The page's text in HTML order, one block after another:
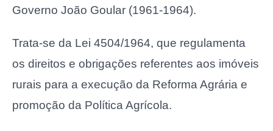
Governo João Goular (1961-1964).
Trata-se da Lei 4504/1964, que regulamenta
os direitos e obrigações referentes aos imóveis
rurais para a execução da Reforma Agrária e
promoção da Política Agrícola.